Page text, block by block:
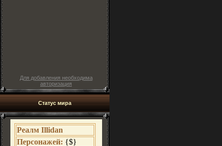
Для добавления необходима
авторизация
Статус мира